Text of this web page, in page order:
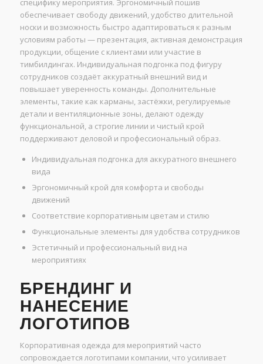
специфику мероприятия. Эргономичный пошив
обеспечивает свободу движений, удобство длительной
носки и возможность быстро адаптироваться к разным
условиям работы — презентация, активная демонстрация
продукции, общение с клиентами или участие в
тимбилдингах. Индивидуальная подгонка под фигуру
сотрудников создаёт аккуратный внешний вид и
повышает уверенность команды. Дополнительные
элементы, такие как карманы, застёжки, регулируемые
детали и вентиляционные зоны, делают одежду
функциональной, а строгие линии и чистый крой
поддерживают деловой и профессиональный образ.
Индивидуальная подгонка для аккуратного внешнего
вида
Эргономичный крой для комфорта и свободы
движений
Соответствие корпоративным цветам и стилю
Функциональные элементы для удобства сотрудников
Эстетичный и профессиональный вид на
мероприятиях
БРЕНДИНГ И
НАНЕСЕНИЕ
ЛОГОТИПОВ
Корпоративная одежда для мероприятий часто
сопровождается логотипами компании, что усиливает